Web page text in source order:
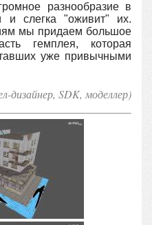
разнообразие в
и слегка "оживит" их.
мы придаем большое
гемплея, которая
уже привычными
дизайнер, SDK, моделлер)